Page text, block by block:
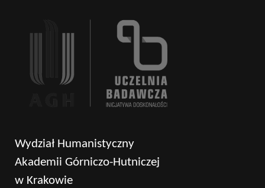
Wydział Humanistyczny
Akademii Górniczo-Hutniczej
w Krakowie